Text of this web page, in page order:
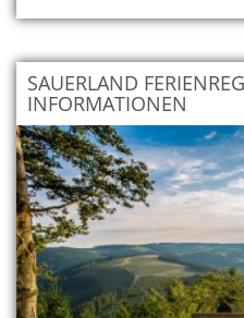
SAUERLAND
INFORMATIONEN